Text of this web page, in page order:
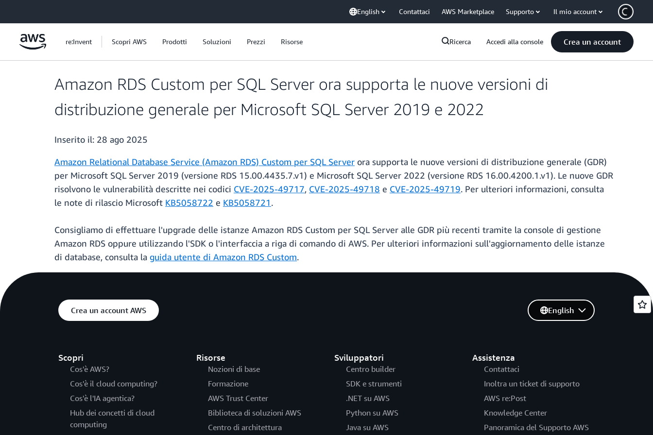
English Contattaci AWS Marketplace Supporto Il mio account
re:Invent Scopri AWS Prodotti Soluzioni Prezzi Risorse Ricerca Accedi alla console Crea un account
Amazon RDS Custom per SQL Server ora supporta le nuove versioni di
distribuzione generale per Microsoft SQL Server 2019 e 2022
Inserito il: 28 ago 2025
Amazon Relational Database Service (Amazon RDS) Custom per SQL Server ora supporta le nuove versioni di distribuzione generale (GDR)
per Microsoft SQL Server 2019 (versione RDS 15.00.4435.7.v1) e Microsoft SQL Server 2022 (versione RDS 16.00.4200.1.v1). Le nuove GDR
risolvono le vulnerabilità descritte nei codici CVE-2025-49717, CVE-2025-49718 e CVE-2025-49719. Per ulteriori informazioni, consulta
le note di rilascio Microsoft KB5058722 e KB5058721.
Consigliamo di effettuare l'upgrade delle istanze Amazon RDS Custom per SQL Server alle GDR più recenti tramite la console di gestione
Amazon RDS oppure utilizzando l'SDK o l'interfaccia a riga di comando di AWS. Per ulteriori informazioni sull'aggiornamento delle istanze
di database, consulta la guida utente di Amazon RDS Custom.
Crea un account AWS
Scopri
Cos'è AWS?
Cos'è il cloud computing?
Cos'è l'IA agentica?
Hub dei concetti di cloud
computing
Risorse
Nozioni di base
Formazione
AWS Trust Center
Biblioteca di soluzioni AWS
Centro di architettura
Sviluppatori
Centro builder
SDK e strumenti
.NET su AWS
Python su AWS
Java su AWS
Assistenza
Contattaci
Inoltra un ticket di supporto
AWS re:Post
Knowledge Center
Panoramica del Supporto AWS
English